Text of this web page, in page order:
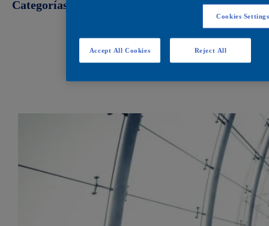
Categorías
Decoración
Construcción
Cookies Settings
Reject All
Accept All Cookies